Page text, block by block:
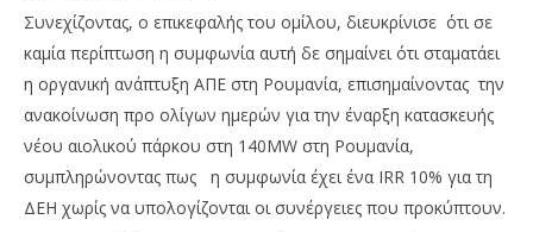
Συνεχίζοντας, ο επικεφαλής του ομίλου, διευκρίνισε ότι σε
καμία περίπτωση η συμφωνία αυτή δε σημαίνει ότι σταματάει
η οργανική ανάπτυξη ΑΠΕ στη Ρουμανία, επισημαίνοντας την
ανακοίνωση προ ολίγων ημερών για την έναρξη κατασκευής
νέου αιολικού πάρκου στη 140MW στη Ρουμανία,
συμπληρώνοντας πως η συμφωνία έχει ένα IRR 10% για τη
ΔΕΗ χωρίς να υπολογίζονται οι συνέργειες που προκύπτουν.